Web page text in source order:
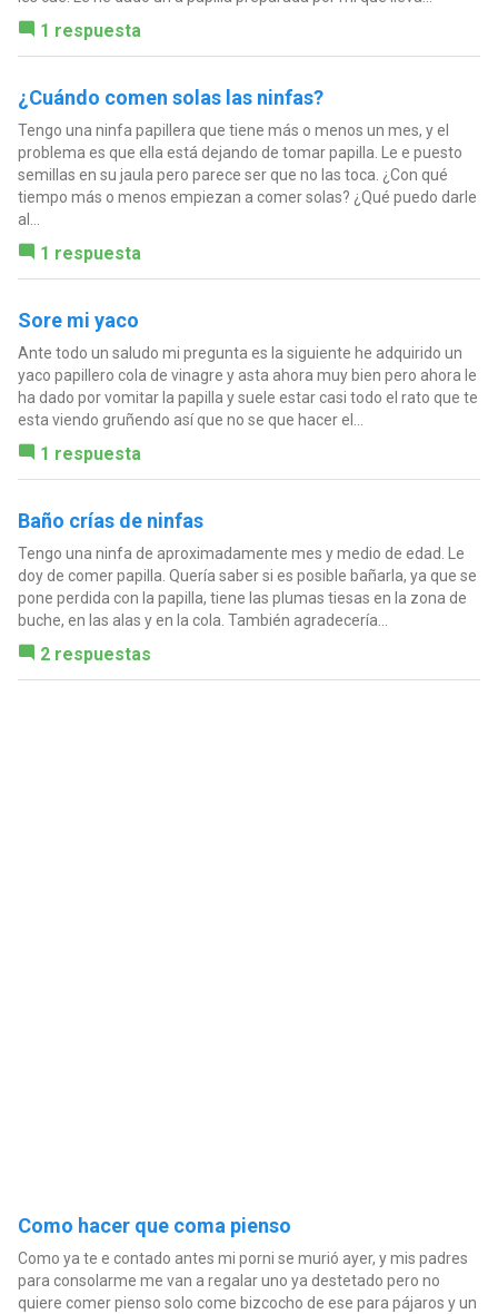
1 respuesta
¿Cuándo comen solas las ninfas?
Tengo una ninfa papillera que tiene más o menos un mes, y el
problema es que ella está dejando de tomar papilla. Le e puesto
semillas en su jaula pero parece ser que no las toca. ¿Con qué
tiempo más o menos empiezan a comer solas? ¿Qué puedo darle
al...
1 respuesta
Sore mi yaco
Ante todo un saludo mi pregunta es la siguiente he adquirido un
yaco papillero cola de vinagre y asta ahora muy bien pero ahora le
ha dado por vomitar la papilla y suele estar casi todo el rato que te
esta viendo gruñendo así que no se que hacer el...
1 respuesta
Baño crías de ninfas
Tengo una ninfa de aproximadamente mes y medio de edad. Le
doy de comer papilla. Quería saber si es posible bañarla, ya que se
pone perdida con la papilla, tiene las plumas tiesas en la zona de
buche, en las alas y en la cola. También agradecería...
2 respuestas
Como hacer que coma pienso
Como ya te e contado antes mi porni se murió ayer, y mis padres
para consolarme me van a regalar uno ya destetado pero no
quiere comer pienso solo come bizcocho de ese para pájaros y un